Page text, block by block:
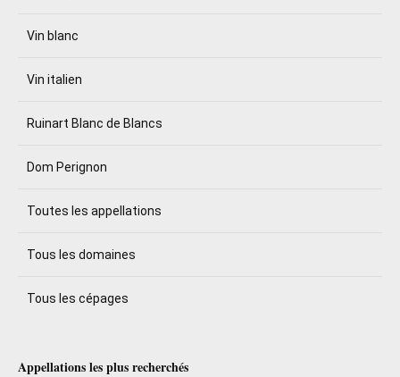
Vin blanc
Vin italien
Ruinart Blanc de Blancs
Dom Perignon
Toutes les appellations
Tous les domaines
Tous les cépages
Appellations les plus recherchés